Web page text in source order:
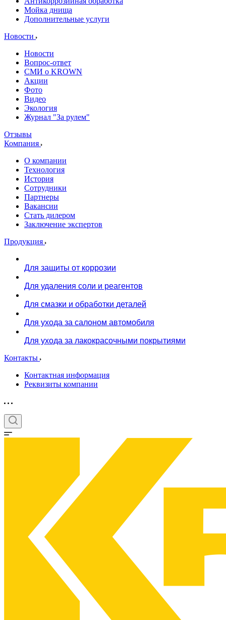
Мойка днища
Дополнительные услуги
Новости
Новости
Вопрос-ответ
СМИ о KROWN
Акции
Фото
Видео
Экология
Журнал "За рулем"
Отзывы
Компания
О компании
Технология
История
Сотрудники
Партнеры
Вакансии
Стать дилером
Заключение экспертов
Продукция
Для защиты от коррозии
Для удаления соли и реагентов
Для смазки и обработки деталей
Для ухода за салоном автомобиля
Для ухода за лакокрасочными покрытиями
Контакты
Контактная информация
Реквизиты компании